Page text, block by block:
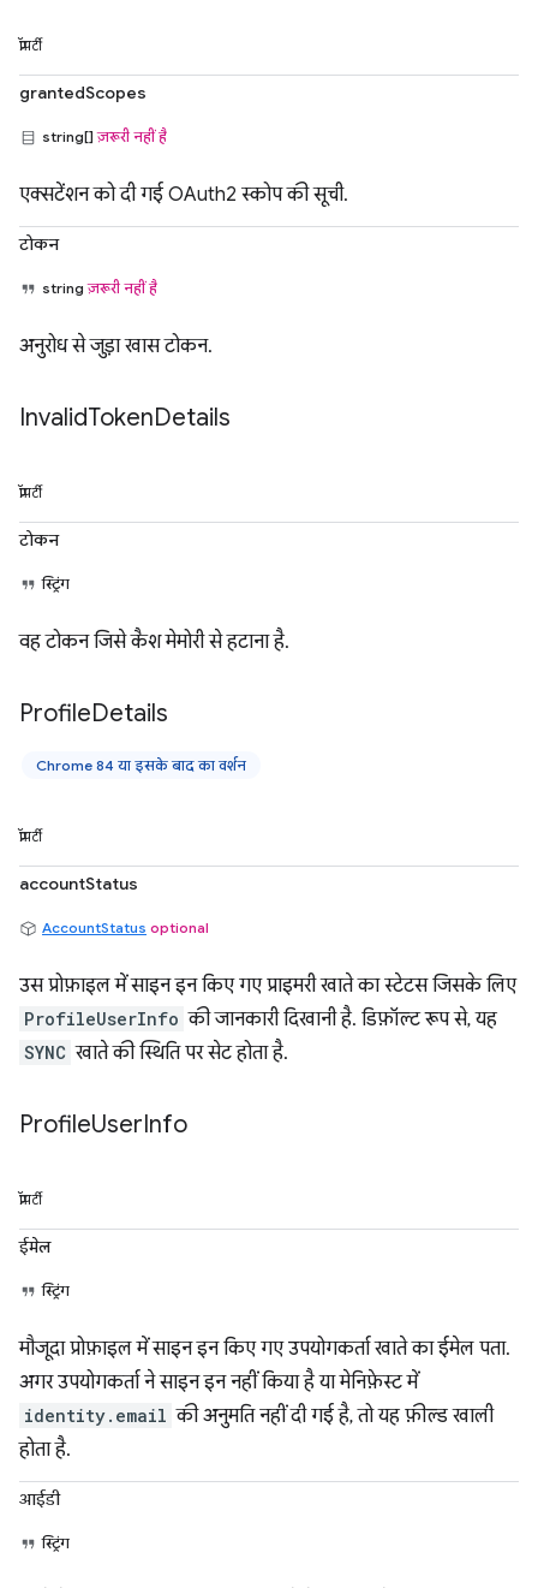
प्रॉपर्टी
grantedScopes
string[]ज़रूरी नहीं है
एक्सटेंशन को दी गई OAuth2 स्कोप की सूची.
टोकन
stringज़रूरी नहीं है
अनुरोध से जुड़ा खास टोकन.
InvalidTokenDetails
प्रॉपर्टी
टोकन
स्ट्रिंग
वह टोकन जिसे कैश मेमोरी से हटाना है.
ProfileDetails
Chrome 84 या इसके बाद का वर्शन
प्रॉपर्टी
accountStatus
AccountStatus optional
उस प्रोफ़ाइल में साइन इन किए गए प्राइमरी खाते का स्टेटस जिसके लिए
ProfileUserInfo की जानकारी दिखानी है. डिफ़ॉल्ट रूप से, यह
SYNC खाते की स्थिति पर सेट होता है.
ProfileUserInfo
प्रॉपर्टी
ईमेल
स्ट्रिंग
मौजूदा प्रोफ़ाइल में साइन इन किए गए उपयोगकर्ता खाते का ईमेल पता.
अगर उपयोगकर्ता ने साइन इन नहीं किया है या मेनिफ़ेस्ट में
identity.email की अनुमति नहीं दी गई है, तो यह फ़ील्ड खाली
होता है.
आईडी
स्ट्रिंग